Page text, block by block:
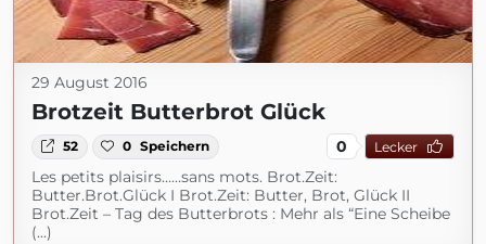
29 August 2016
Brotzeit Butterbrot Glück
52 0 Speichern 0 Lecker
Les petits plaisirs……sans mots. Brot.Zeit:
Butter.Brot.Glück I Brot.Zeit: Butter, Brot, Glück II
Brot.Zeit – Tag des Butterbrots : Mehr als “Eine Scheibe
(...)